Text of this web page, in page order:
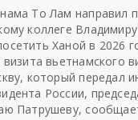
То Лам направил
коллеге
Ханой в 2026
визита вьетнамского
который передал
России,
Патрушеву,